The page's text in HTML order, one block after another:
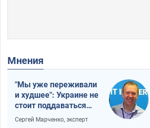
Мнения
"Мы уже переживали
и худшее": Украине не
стоит поддаваться
отчаянию из-за
Сергей Марченко, эксперт